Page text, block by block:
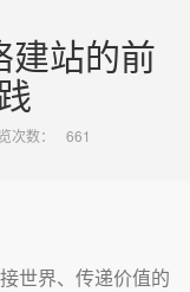
建站的前
次数： 661
世界、传递价值的